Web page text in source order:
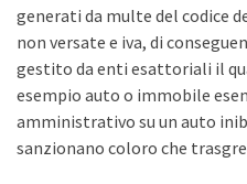
generati da multe del codice
non versate e iva, di
gestito da enti esattoriali il
esempio auto o immobile
amministrativo su un auto
sanzionano coloro che